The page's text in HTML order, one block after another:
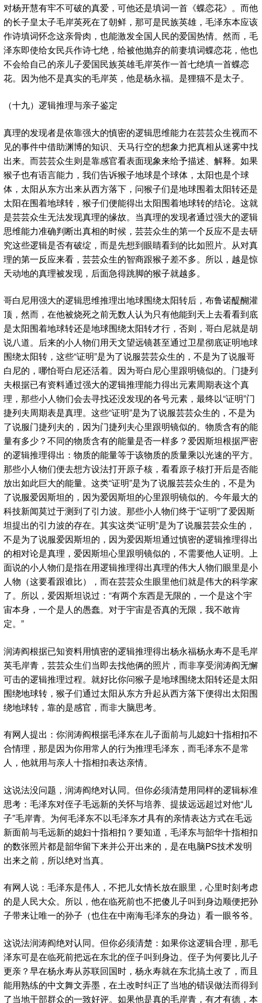
对杨开慧有牢不可破的真爱，可他还是填词一首《蝶恋花》。而他
的长子皇太子毛岸英死在了朝鲜，那可是民族英雄，毛泽东本应该
作诗填词怀念这亲骨肉，也能激发全国人民的爱国热情。然而，毛
泽东即使给女民兵作诗七绝，给被他抛弃的前妻填词蝶恋花，他也
不会给自己的亲儿子爱国民族英雄毛岸英作一首七绝填一首蝶恋
花。因为他不是真实的毛岸英，他是杨永福。是狸猫不是太子。
（十九）逻辑推理与亲子鉴定
真理的发现者是依靠强大的慎密的逻辑思维能力在芸芸众生视而不
见的事件中借助渊博的知识、天马行空的想象力把真相从迷雾中找
出来。而芸芸众生则是靠感官看表面现象来给予描述、解释。如果
猴子也有语言能力，我们告诉猴子地球是个球体，太阳也是个球
体，太阳从东方出来从西方落下，问猴子们是地球围着太阳转还是
太阳在围着地球转，猴子们便能得出太阳围着地球转的结论。这就
是芸芸众生无法发现真理的缘故。当真理的发现者通过强大的逻辑
思维能力准确判断出真相的时候，芸芸众生的第一个反应不是去研
究这些逻辑是否有破绽，而是先想到眼睛看到的比如照片。从对真
理的第一反应来看，芸芸众生的智商跟猴子差不多。所以，越是惊
天动地的真理被发现，后面急得跳脚的猴子就越多。
哥白尼用强大的逻辑思维推理出地球围绕太阳转后，布鲁诺醍醐灌
顶，然而，在他被烧死之前无数人认为只有他能到天上去看看到底
是太阳围着地球转还是地球围绕太阳转才行，否则，哥白尼就是胡
说八道。后来的小人物们用天文望远镜甚至通过卫星彻底证明地球
围绕太阳转，这些“证明”是为了说服芸芸众生的，不是为了说服哥
白尼的，哪怕哥白尼还活着。因为哥白尼心里跟明镜似的。门捷列
夫根据已有资料通过强大的逻辑推理能力得出元素周期表这个真
理，那些小人物们会去寻找还没发现的各号元素，最终以“证明”门
捷列夫周期表是真理。这些“证明”是为了说服芸芸众生的，不是为
了说服门捷列夫的，因为门捷列夫心里跟明镜似的。物质含有的能
量有多少？不同的物质含有的能量是否一样多？爱因斯坦根据严密
的逻辑推理得出：物质的能量等于该物质的质量乘以光速的平方。
那些小人物们便去想方设法打开原子核，看看原子核打开后是否能
放出如此巨大的能量。这类“证明”是为了说服芸芸众生的，不是为
了说服爱因斯坦的，因为爱因斯坦的心里跟明镜似的。今年最大的
科技新闻莫过于测到了引力波。那些小人物们终于“证明”了爱因斯
坦提出的引力波的存在。其实这类“证明”是为了说服芸芸众生的，
不是为了说服爱因斯坦的，因为爱因斯坦通过慎密的逻辑推理得出
的相对论是真理，爱因斯坦心里跟明镜似的，不需要他人证明。上
面说的小人物们是指在用逻辑推理得出真理的伟大人物们眼里是小
人物（这要看跟谁比），而在芸芸众生眼里他们就是伟大的科学家
了。所以，爱因斯坦说过：“有两个东西是无限的，一个是这个宇
宙本身，一个是人的愚蠢。对于宇宙是否真的无限，我不敢肯
定。”
润涛阎根据已知资料用慎密的逻辑推理得出杨永福杨永寿不是毛岸
英毛岸青，芸芸众生们当即去找他俩的照片，而非享受润涛阎无懈
可击的逻辑推理过程。就好比你问猴子是地球围绕太阳转还是太阳
围绕地球转，猴子们通过太阳从东方升起从西方落下便得出太阳围
绕地球转，靠的是感官，而非大脑思考。
有网人提出：你润涛阎根据毛泽东在儿子面前与儿媳妇十指相扣不
合情理，那是因为你用常人的行为推理毛泽东，而毛泽东不是常
人，他就用与亲人十指相扣表达亲情。
这说法没问题，润涛阎绝对认同。但你必须清楚用同样的逻辑标准
思考：毛泽东对侄子毛远新的关怀与培养、提拔远远超过对他“儿
子”毛岸青。为何毛泽东不以毛泽东才具有的亲情表达方式在毛远
新面前与毛远新的媳妇十指相扣？要知道，毛泽东与韶华十指相扣
的数张照片都是韶华留下来并公开出来的，是在电脑PS技术发明
出来之前，所以绝对当真。
有网人说：毛泽东是伟人，不把儿女情长放在眼里，心里时刻考虑
的是人民大众。所以，他在临死前也不把傻儿子叫到身边顺便把孙
子带来让唯一的孙子（也住在中南海毛泽东的身边）看一眼爷爷。
这说法润涛阎绝对认同。但你必须清楚：如果你这逻辑合理，那毛
泽东可是在临死前把远在东北的侄子叫到身边。侄子为何要比儿子
更亲？早在杨永寿从苏联回国时，杨永寿就在东北搞土改了，而且
能用熟练的中文舞文弄墨，在土改时纠正了当地的错误做法而得到
了当地干部群众的一致好评。如果他是真的毛岸青，有才有德，本